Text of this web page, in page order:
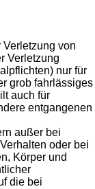
Verletzung von
Verletzung
nur für
grob fahrlässiges
auch für
entgangenen
außer bei
oder bei
Körper und
die bei